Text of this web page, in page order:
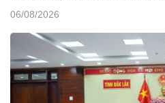
06/08/2026